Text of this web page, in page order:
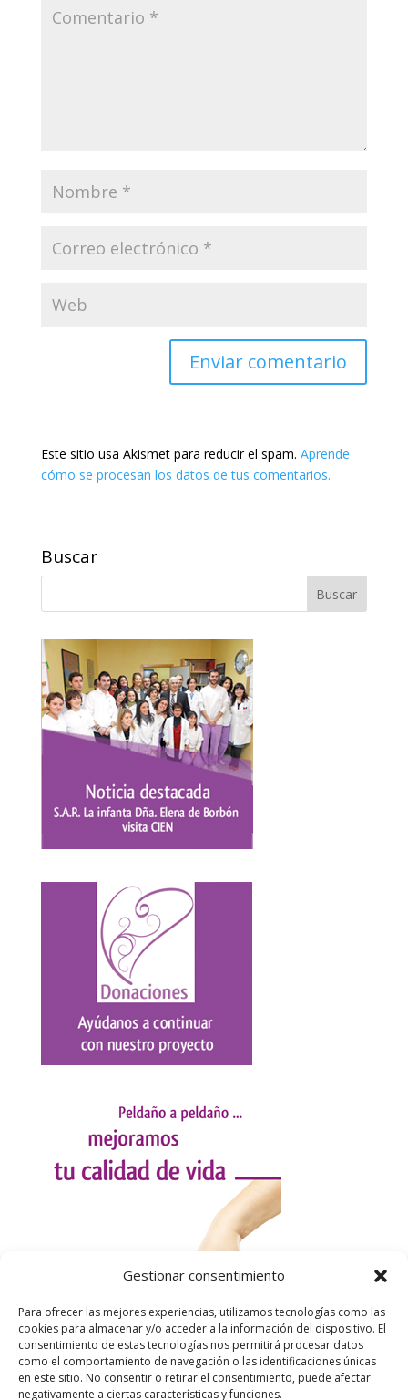
Gestionar consentimiento
Para ofrecer las mejores experiencias, utilizamos tecnologías como las
cookies para almacenar y/o acceder a la información del dispositivo. El
consentimiento de estas tecnologías nos permitirá procesar datos
como el comportamiento de navegación o las identificaciones únicas
en este sitio. No consentir o retirar el consentimiento, puede afectar
negativamente a ciertas características y funciones.
Este sitio usa Akismet para reducir el spam. Aprende
cómo se procesan los datos de tus comentarios.
Buscar